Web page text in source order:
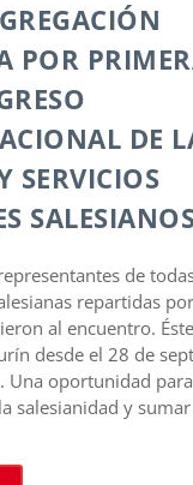
POR
DE
SERVICIOS
de
repartidas
al encuentro.
desde el 28 de
Una oportunidad
salesianidad y